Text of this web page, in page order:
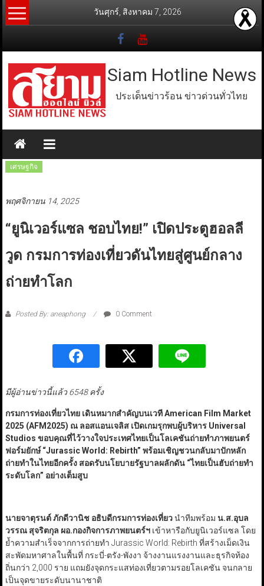
Skip
to
วันศุกร์, สิงหาคม 7, 2026
Siam Hotline News
ประเด็นข่าวร้อน ข่าวด่วนทั่วไทย
เศรษฐกิจ
พฤศจิกายน 14, 2025
“ยูนิเวอร์แซล ชอบไทย!” เปิดประตูฮอลลี
วูด กรมการท่องเที่ยวดันไทยสู่ศูนย์กลาง
ถ่ายทำโลก
Posted By: aneaphong 0 Comment
มีผู้อ่านข่าวนี้แล้ว 6548 ครั้ง
กรมการท่องเที่ยวไทย เดินหมากสำคัญบนเวที American Film Market
2025 (AFM 2025) ณ ลอสแอนเจลิส เปิดเกมรุกพบผู้บริหาร Universal
Studios ขอบคุณที่ไว้วางใจประเทศไทยเป็นโลเคชันถ่ายทำภาพยนตร์
ฟอร์มยักษ์“Jurassic World: Rebirth” พร้อมเชิญชวนกลับมาปักหลัก
ถ่ายทำในไทยอีกครั้ง สอดรับนโยบายรัฐบาลผลักดัน “ไทยเป็นฮับถ่ายทำ
ระดับโลก” อย่างเต็มสูบ
นายจาตุรนต์ ภักดีวานิช อธิบดีกรมการท่องเที่ยวนำทีมพร้อม น.ส.อุบล
วรรณ สุจริตกุล ผอ.กองกิจการภาพยนตร์ฯเข้าหารือกับยูนิเวอร์แซล โดย
ย้ำความสำเร็จจากการถ่ายทำ Jurassic World: Rebirth ที่สร้างเม็ดเงิน
สะพัดมหาศาลในพื้นที่ กระบี่-ตรัง-พังงา จ้างงานแรงงานและธุรกิจท้อง
ถิ่นกว่า 2,000 ราย แถมยังจุดกระแสท่องเที่ยวตามรอยโลเคชัน จนกลาย
เป็นจุดขายระดับนานาชาติ